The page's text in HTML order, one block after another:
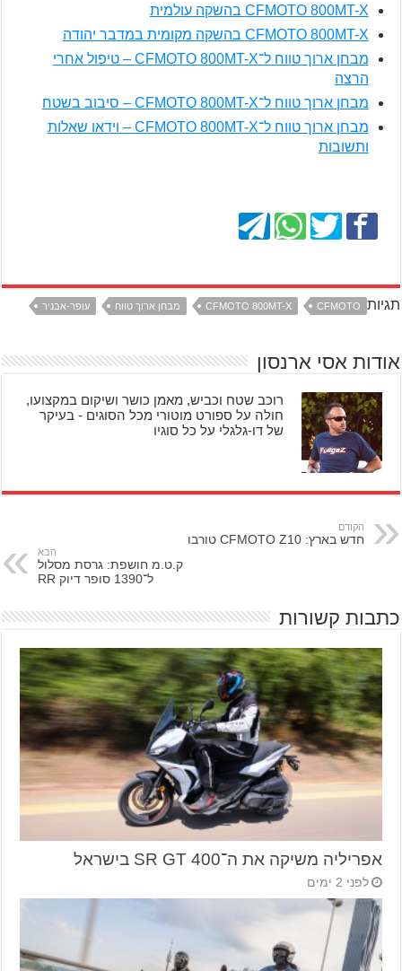
CFMOTO 800MT-X בהשקה עולמית
CFMOTO 800MT-X בהשקה מקומית במדבר יהודה
מבחן ארוך טווח ל־CFMOTO 800MT-X – טיפול אחרי
הרצה
מבחן ארוך טווח ל־CFMOTO 800MT-X – סיבוב בשטח
מבחן ארוך טווח ל־CFMOTO 800MT-X – וידאו שאלות
ותשובות
תגיות CFMOTO
CFMOTO 800MT-X מבחן ארוך טווח עופר-אבניר
אודות אסי ארנסון
רוכב שטח וכביש, מאמן כושר ושיקום במקצועו,
חולה על ספורט מוטורי מכל הסוגים - בעיקר
של דו-גלגלי על כל סוגיו
הקודם
חדש בארץ: CFMOTO Z10 טורבו
הבא
ק.ט.מ חושפת: גרסת מסלול
ל־1390 סופר דיוק RR
כתבות קשורות
אפריליה משיקה את ה־SR GT 400 בישראל
לפני 2 ימים